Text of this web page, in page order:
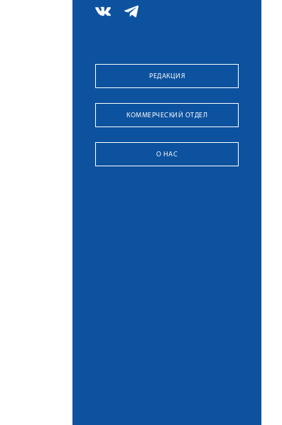
РЕДАКЦИЯ
КОММЕРЧЕСКИЙ ОТДЕЛ
О НАС